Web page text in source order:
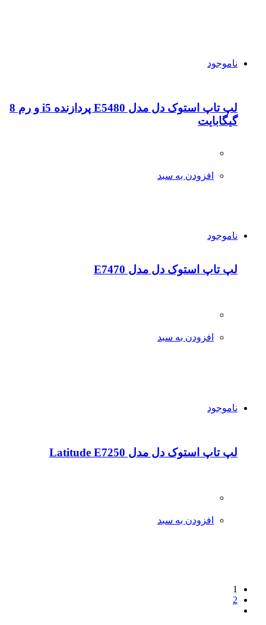
ناموجود
لپ تاپ استوک دل مدل E5480 پردازنده i5 و رم 8
گیگابایت
افزودن به سبد
ناموجود
لپ تاپ استوک دل مدل E7470
افزودن به سبد
ناموجود
لپ تاپ استوک دل مدل Latitude E7250
افزودن به سبد
1
2